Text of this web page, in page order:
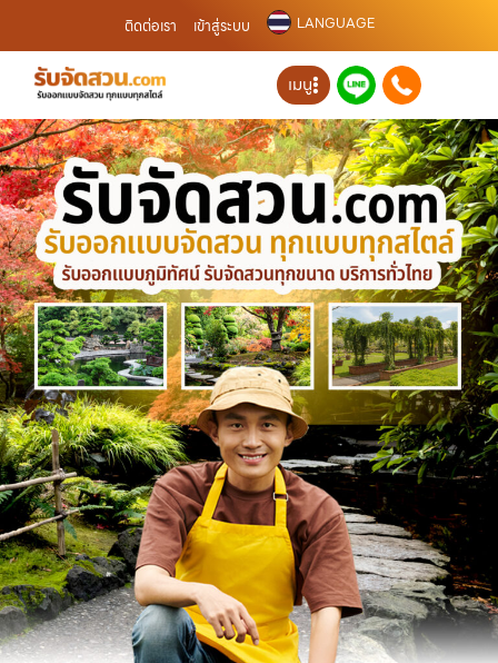
ติดต่อเรา เข้าสู่ระบบ LANGUAGE
เมนู